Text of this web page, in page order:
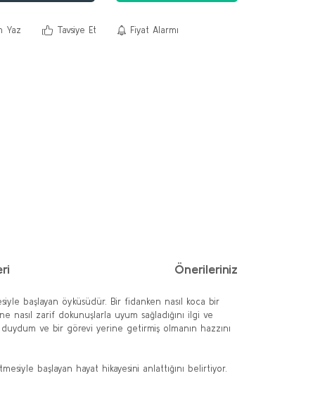
Yaz Tavsiye Et Fiyat Alarmı
Önerileriniz
başlayan öyküsüdür. Bir fidanken nasıl koca bir
zarif dokunuşlarla uyum sağladığını ilgi ve
ve bir görevi yerine getirmiş olmanın hazzını
başlayan hayat hikayesini anlattığını belirtiyor.